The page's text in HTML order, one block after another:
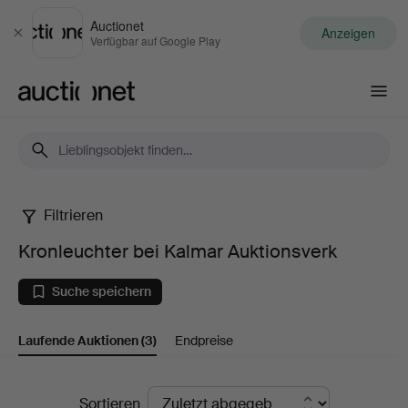
Schließen
Auctionet
Verfügbar auf Google Play Anzeigen
Kronleuchter
bei
Kalmar
Auktionsverk
Filtrieren
Kronleuchter bei Kalmar Auktionsverk
Suche speichern
Laufende Auktionen(3) Endpreise
LaufendeSortieren